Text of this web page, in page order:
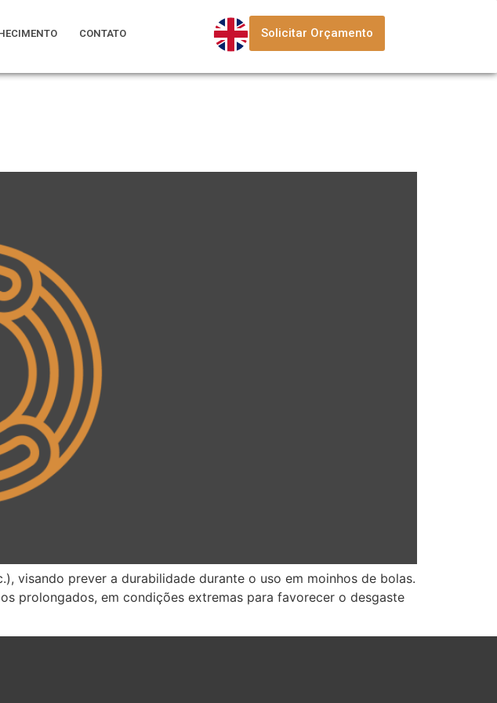
CONTATO Solicitar Orçamento
visando prever a durabilidade durante o uso em moinhos de bolas.
prolongados, em condições extremas para favorecer o desgaste